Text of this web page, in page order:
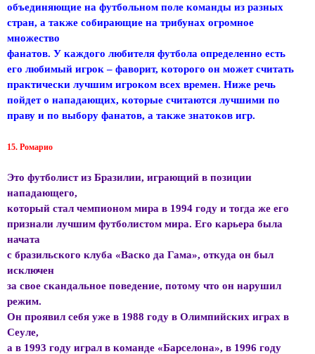
объединяющие на футбольном поле команды из разных
стран, а также собирающие на трибунах огромное
множество
фанатов. У каждого любителя футбола определенно есть
его любимый игрок – фаворит, которого он может считать
практически лучшим игроком всех времен. Ниже речь
пойдет о нападающих, которые считаются лучшими по
праву и по выбору фанатов, а также знатоков игр.
15. Ромарио
Это футболист из Бразилии, играющий в позиции
нападающего,
который стал чемпионом мира в 1994 году и тогда же его
признали лучшим футболистом мира. Его карьера была
начата
с бразильского клуба «Васко да Гама», откуда он был
исключен
за свое скандальное поведение, потому что он нарушил
режим.
Он проявил себя уже в 1988 году в Олимпийских играх в
Сеуле,
а в 1993 году играл в команде «Барселона», в 1996 году